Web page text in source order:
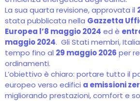
La sua quarta revisione, approvata il
stata pubblicata nella Gazzetta
Europea l’8 maggio 2024 ed è
maggio 2024. Gli Stati membri,
tempo fino al 29 maggio 2026 per
ordinamenti.
L’obiettivo è chiaro: portare tutto il
europeo verso edifici a emissioni
migliorando prestazioni, comfort e